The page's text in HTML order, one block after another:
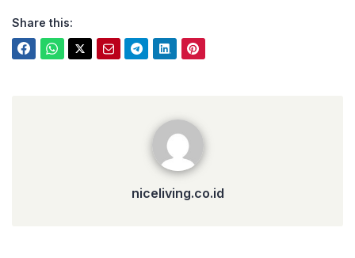
Share this:
niceliving.co.id